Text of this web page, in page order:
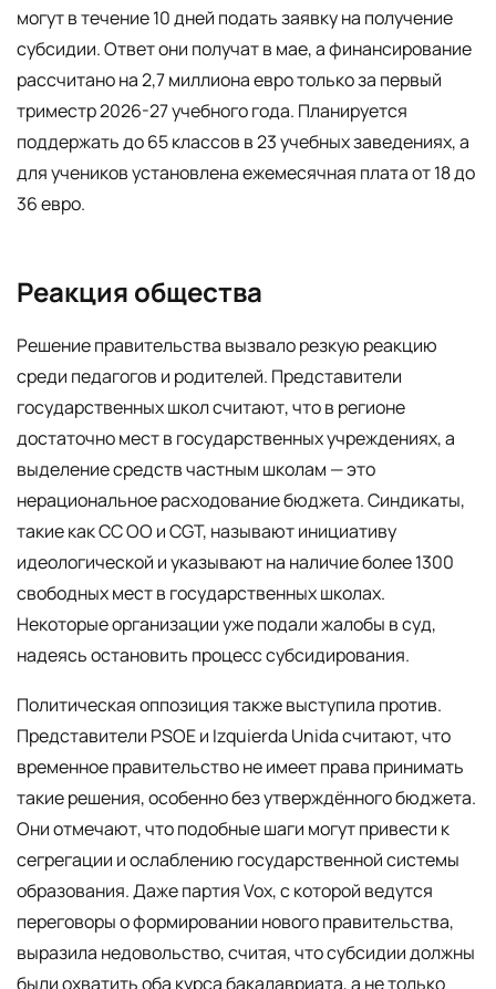
могут в течение 10 дней подать заявку на получение
субсидии. Ответ они получат в мае, а финансирование
рассчитано на 2,7 миллиона евро только за первый
триместр 2026-27 учебного года. Планируется
поддержать до 65 классов в 23 учебных заведениях, а
для учеников установлена ежемесячная плата от 18 до
36 евро.
Реакция общества
Решение правительства вызвало резкую реакцию
среди педагогов и родителей. Представители
государственных школ считают, что в регионе
достаточно мест в государственных учреждениях, а
выделение средств частным школам — это
нерациональное расходование бюджета. Синдикаты,
такие как CC OO и CGT, называют инициативу
идеологической и указывают на наличие более 1300
свободных мест в государственных школах.
Некоторые организации уже подали жалобы в суд,
надеясь остановить процесс субсидирования.
Политическая оппозиция также выступила против.
Представители PSOE и Izquierda Unida считают, что
временное правительство не имеет права принимать
такие решения, особенно без утверждённого бюджета.
Они отмечают, что подобные шаги могут привести к
сегрегации и ослаблению государственной системы
образования. Даже партия Vox, с которой ведутся
переговоры о формировании нового правительства,
выразила недовольство, считая, что субсидии должны
были охватить оба курса бакалавриата, а не только